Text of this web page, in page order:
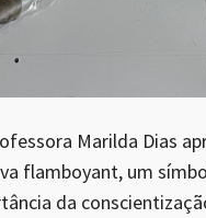
Marilda Dias
flamboyant, um
da